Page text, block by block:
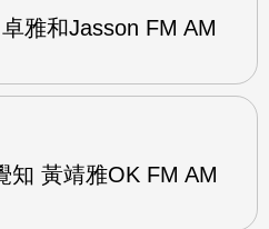
雅和Jasson FM AM
知 黃靖雅OK FM AM